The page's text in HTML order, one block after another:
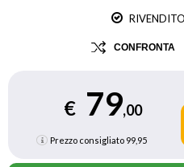
CONFRONTA
€ 79,00
Prezzo consigliato 99,95